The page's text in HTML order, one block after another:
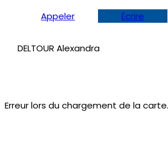
Erreur lors du chargement de la carte.
Appeler Écrire
DELTOUR Alexandra